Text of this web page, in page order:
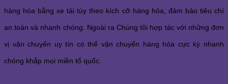
hàng hóa bằng xe tải tùy theo kích cỡ hàng hóa, đảm bảo tiêu chí
an toàn và nhanh chóng. Ngoài ra Chúng tôi hợp tác với những đơn
vị vận chuyển uy tín có thể vận chuyển hàng hóa cực kỳ nhanh
chóng khắp mọi miền tổ quốc.